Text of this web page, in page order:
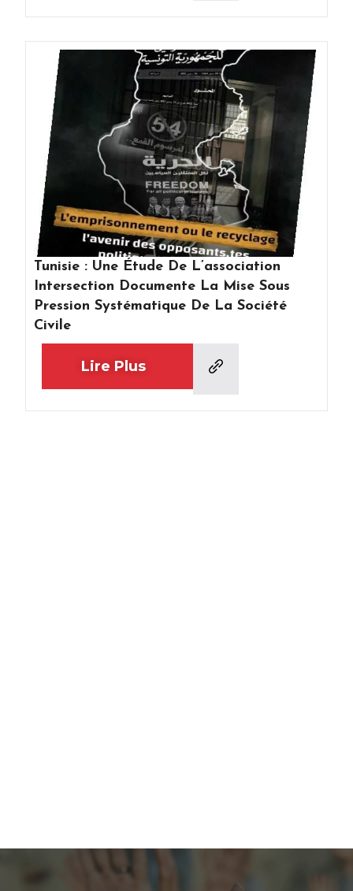
Tunisie : Une Étude De L’association
Intersection Documente La Mise Sous
Pression Systématique De La Société
Civile
Lire Plus